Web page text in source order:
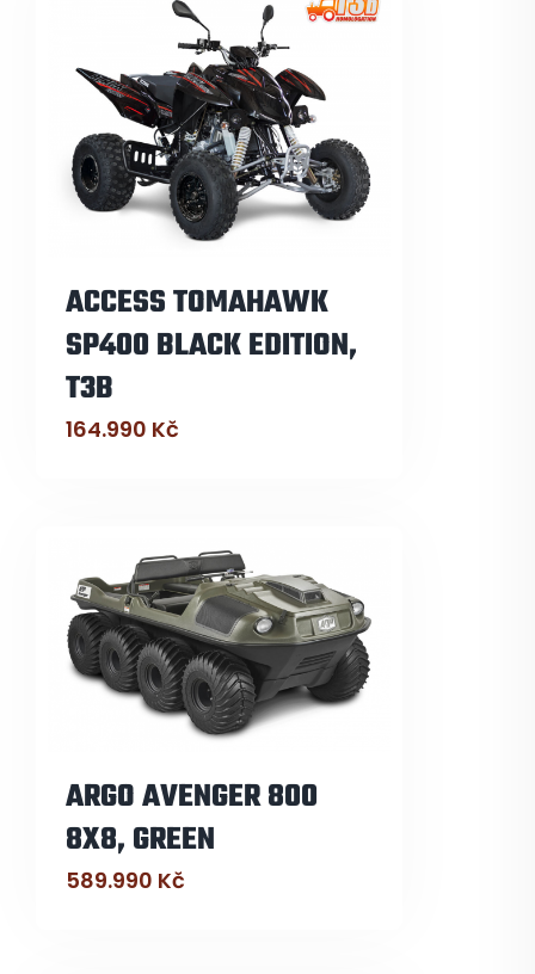
ACCESS TOMAHAWK
SP400 BLACK EDITION,
T3B
164.990 Kč
ARGO AVENGER 800
8X8, GREEN
589.990 Kč